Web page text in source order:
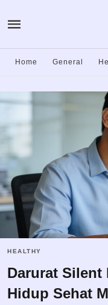
Home General
HEALTHY
Darurat Silent
Hidup Sehat